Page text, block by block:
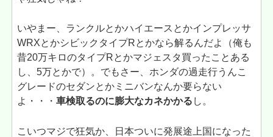
いやまー、ランクルとかハイエースとかインプレッサ
WRXとかシビックタイプRとかなら解るんだよ（俺も
昔20万キロのタイプRとかマジェスタ買ったことある
し、5万とかで）。でもさー、ホンダの過走行うんこ
グレードのセダンとかミニバンなんか要らない
よ・・・車検取るのに膨大なカネかかる し。
こいつマジで狂気か、日本ついに発展途上国になった